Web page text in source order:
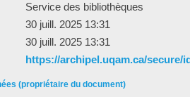
Service des bibliothèques
30 juill. 2025 13:31
30 juill. 2025 13:31
https://archipel.uqam.ca/secure/
(propriétaire du document)